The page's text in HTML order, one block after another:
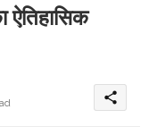
ऐतिहासिक
share